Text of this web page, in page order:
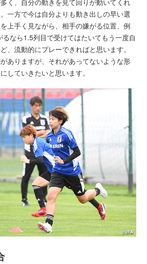
一方で今は自分よりも動き出しの早い選
上手く見ながら、相手の嫌がる位置、例
るなら1.5列目で受けてはたいてもう一度自
、流動的にプレーできればと思います。
ありますが、それがあってないような形
していきたいと思います。